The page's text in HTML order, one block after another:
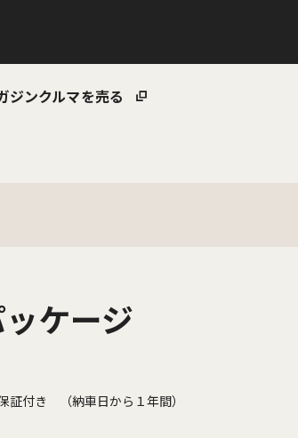
ジンクルマを売る
ケージ
証付き （納車日から１年間）